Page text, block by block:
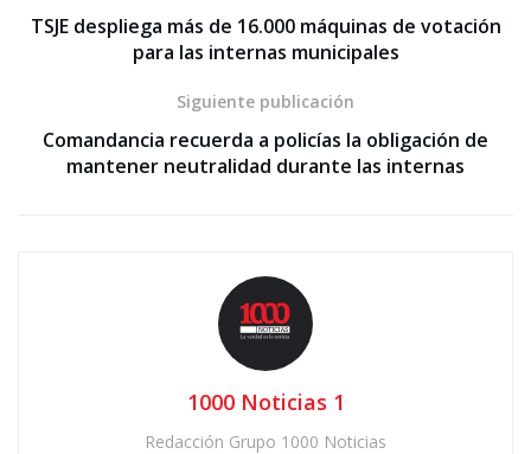
TSJE despliega más de 16.000 máquinas de votación
para las internas municipales
Siguiente publicación
Comandancia recuerda a policías la obligación de
mantener neutralidad durante las internas
1000 Noticias 1
Redacción Grupo 1000 Noticias